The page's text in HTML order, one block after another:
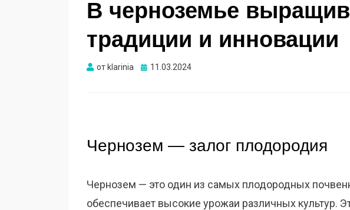
В черноземье
традиции и инновации
от klarinia Опубликовано
11.03.2024
Чернозем — залог плодородия
Чернозем — это один из самых плодородных
обеспечивает высокие урожаи различных культур.